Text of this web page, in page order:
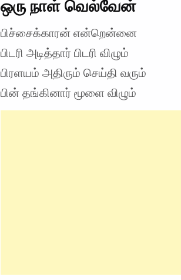
ஒரு நாள் வெல்வேன்
பிச்சைக்காரன் என்றென்னை
பிடரி அடித்தார் பிடரி விழும்
பிரளயம் அதிரும் செய்தி வரும்
பின் தங்கினார் மூளை விழும்